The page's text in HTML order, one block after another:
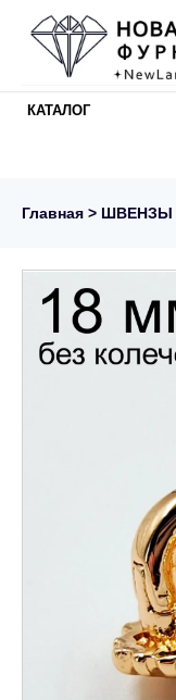
КАТАЛОГ
Главная > ШВЕНЗЫ